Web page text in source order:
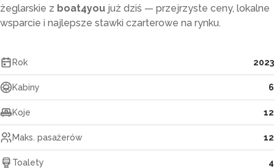
żeglarskie z boat4you już dziś — przejrzyste ceny, lokalne
wsparcie i najlepsze stawki czarterowe na rynku.
Rok 2023
Kabiny 6
Koje 12
Maks. pasażerów 12
Toalety 4